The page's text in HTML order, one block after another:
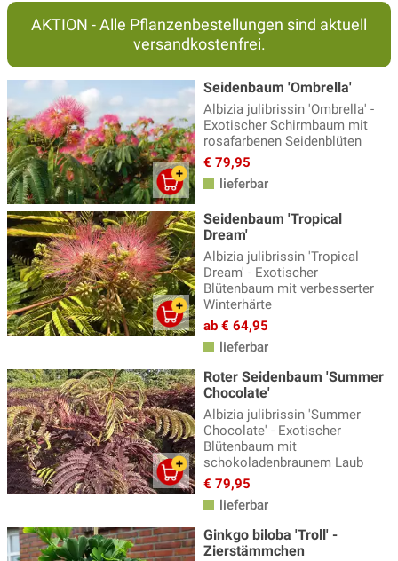
AKTION - Alle Pflanzenbestellungen sind aktuell
versandkostenfrei.
Seidenbaum 'Ombrella'
Albizia julibrissin 'Ombrella' -
Exotischer Schirmbaum mit
rosafarbenen Seidenblüten
€ 79,95
lieferbar
Seidenbaum 'Tropical
Dream'
Albizia julibrissin 'Tropical
Dream' - Exotischer
Blütenbaum mit verbesserter
Winterhärte
ab € 64,95
lieferbar
Roter Seidenbaum 'Summer
Chocolate'
Albizia julibrissin 'Summer
Chocolate' - Exotischer
Blütenbaum mit
schokoladenbraunem Laub
€ 79,95
lieferbar
Ginkgo biloba 'Troll' -
Zierstämmchen